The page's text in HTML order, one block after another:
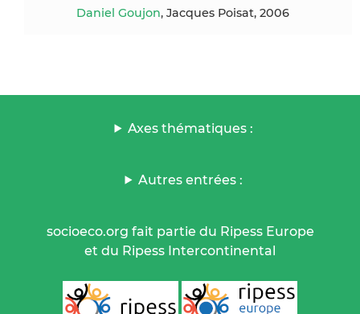
Daniel Goujon, Jacques Poisat, 2006
Axes thématiques :
Autres entrées :
socioeco.org fait partie du Ripess Europe
et du Ripess Intercontinental